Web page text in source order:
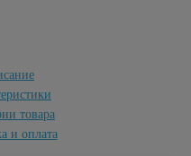
товара
и оплата